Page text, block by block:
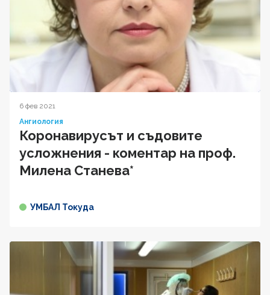
6 фев 2021
Ангиология
Коронавирусът и съдовите
усложнения - коментар на проф.
Милена Станева*
УМБАЛ Токуда